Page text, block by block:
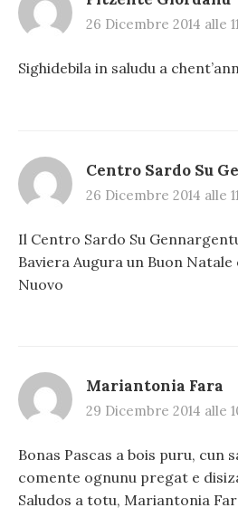
26 Dicembre 2014 alle
Sighidebila in saludu a
Centro Sardo Su
26 Dicembre 2014 alle
Il Centro Sardo Su
Baviera Augura un Buon
Nuovo
Mariantonia Fara
29 Dicembre 2014 alle
Bonas Pascas a bois puru, cun
comente ognunu pregat e
Saludos a totu, Mariantonia